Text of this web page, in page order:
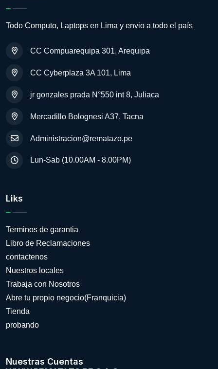
Todo Computo, Laptops en Lima y envio a todo el país
CC Compuarequipa 301, Arequipa
CC Cyberplaza 3A 101, Lima
jr gonzales prada N°550 int 8, Juliaca
Mercadillo Bolognesi A37, Tacna
Administracion@rematazo.pe
Lun-Sab (10.00AM - 8.00PM)
Liks
Terminos de garantia
Libro de Reclamaciones
contactenos
Nuestros locales
Trabaja con Nosotros
Abre tu propio negocio(Franquicia)
Tienda
probando
Nuestras Cuentas